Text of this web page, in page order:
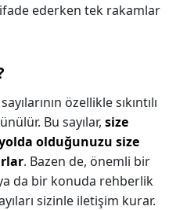
ederken tek rakamlar
özellikle sıkıntılı
Bu sayılar, size
olduğunuzu size
. Bazen de, önemli bir
da bir konuda rehberlik
sizinle iletişim kurar.